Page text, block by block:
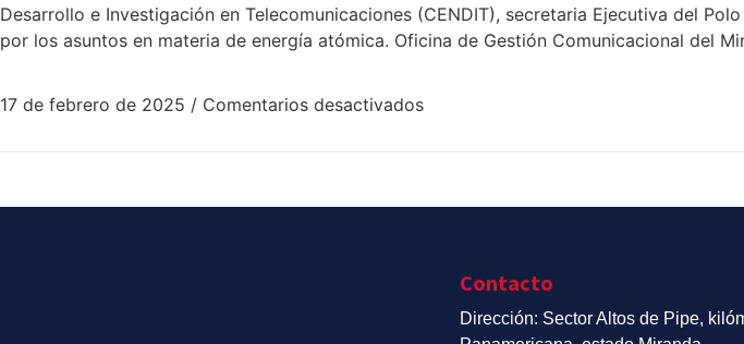
Desarrollo e Investigación en Telecomunicaciones (CENDIT), secretaria Ejecutiva del
por los asuntos en materia de energía atómica. Oficina de Gestión Comunicacional del
17 de febrero de 2025 / Comentarios desactivados
Contacto
Dirección: Sector Altos de Pipe,